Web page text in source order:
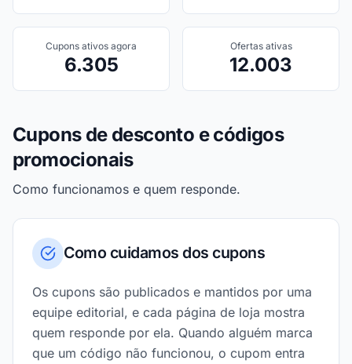
Cupons ativos agora
6.305
Ofertas ativas
12.003
Cupons de desconto e códigos
promocionais
Como funcionamos e quem responde.
Como cuidamos dos cupons
Os cupons são publicados e mantidos por uma
equipe editorial, e cada página de loja mostra
quem responde por ela. Quando alguém marca
que um código não funcionou, o cupom entra